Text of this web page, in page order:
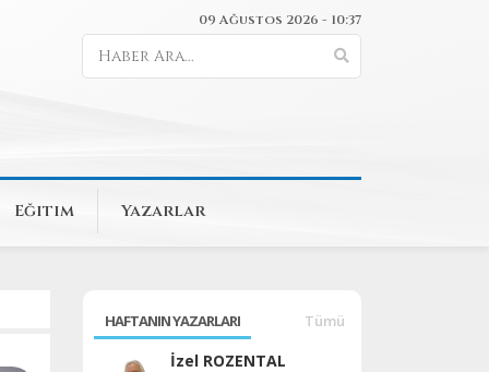
09 Ağustos 2026 - 10:37
Eğitim Yazarlar
HAFTANIN YAZARLARI Tümü
İzel ROZENTAL